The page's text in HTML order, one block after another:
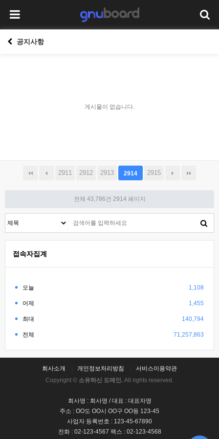
공지사항
게시물이 없습니다.
2911 2912 2913 2914 2915
전체 43,786건 2914 페이지
접속자집계
오늘 1,108
어제 1,455
최대 140,794
전체 71,257,863
회사소개 개인정보처리방침
서비스이용약관
Copyright © 소유하신 도메인. All rights reserved.
회사명 : 회사명 / 대표 : 대표자명
주소 : OO도 OO시 OO구 OO동 123-45
사업자 등록번호 : 123-45-67890
전화 : 02-123-4567 팩스 : 02-123-4568